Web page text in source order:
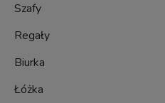
Szafy
Regały
Biurka
Łóżka